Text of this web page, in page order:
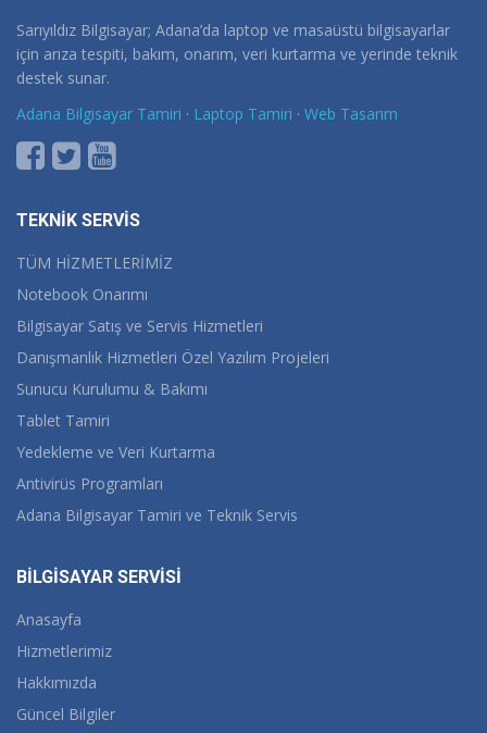
Sarıyıldız Bilgisayar; Adana’da laptop ve masaüstü bilgisayarlar
için arıza tespiti, bakım, onarım, veri kurtarma ve yerinde teknik
destek sunar.
Adana Bilgisayar Tamiri · Laptop Tamiri · Web Tasarım
TEKNİK SERVİS
TÜM HİZMETLERİMİZ
Notebook Onarımı
Bilgisayar Satış ve Servis Hizmetleri
Danışmanlık Hizmetleri Özel Yazılım Projeleri
Sunucu Kurulumu & Bakımı
Tablet Tamiri
Yedekleme ve Veri Kurtarma
Antivirüs Programları
Adana Bilgisayar Tamiri ve Teknik Servis
BİLGİSAYAR SERVİSİ
Anasayfa
Hizmetlerimiz
Hakkımızda
Güncel Bilgiler